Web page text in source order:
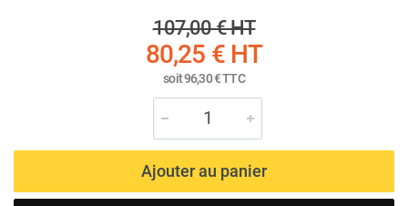
107,00 €HT
80,25 €HT
soit96,30 €TTC
Ajouter au panier